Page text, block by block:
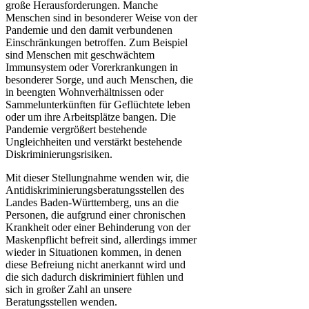
große Herausforderungen. Manche
Menschen sind in besonderer Weise von der
Pandemie und den damit verbundenen
Einschränkungen betroffen. Zum Beispiel
sind Menschen mit geschwächtem
Immunsystem oder Vorerkrankungen in
besonderer Sorge, und auch Menschen, die
in beengten Wohnverhältnissen oder
Sammelunterkünften für Geflüchtete leben
oder um ihre Arbeitsplätze bangen. Die
Pandemie vergrößert bestehende
Ungleichheiten und verstärkt bestehende
Diskriminierungsrisiken.
Mit dieser Stellungnahme wenden wir, die
Antidiskriminierungsberatungsstellen des
Landes Baden-Württemberg, uns an die
Personen, die aufgrund einer chronischen
Krankheit oder einer Behinderung von der
Maskenpflicht befreit sind, allerdings immer
wieder in Situationen kommen, in denen
diese Befreiung nicht anerkannt wird und
die sich dadurch diskriminiert fühlen und
sich in großer Zahl an unsere
Beratungsstellen wenden.